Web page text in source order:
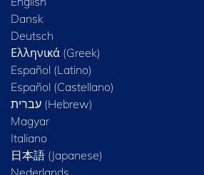
Dansk
Deutsch
Ελληνικά (Greek)
Español (Latino)
Español (Castellano)
Magyar
Italiano
日本語 (Japanese)